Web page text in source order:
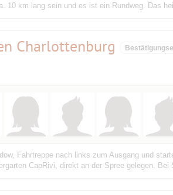
10 km lang sein und es ist ein Rundweg. Das
Charlottenburg
Fahrtreppe nach links zum Ausgang und
CapRivi, direkt an der Spree gelegen. Bei